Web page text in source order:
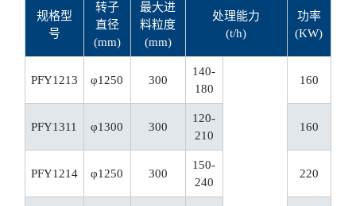
规格型
号
转子
直径
(mm)
最大进
料粒度
(mm)
处理能力
(t/h)
功率
(KW)
PFY1213 φ1250 300
140-
180
160
PFY1311 φ1300 300
120-
210
160
PFY1214 φ1250 300
150-
240
220